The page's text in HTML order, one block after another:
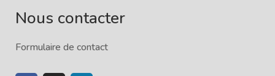
Nous contacter
Formulaire de contact